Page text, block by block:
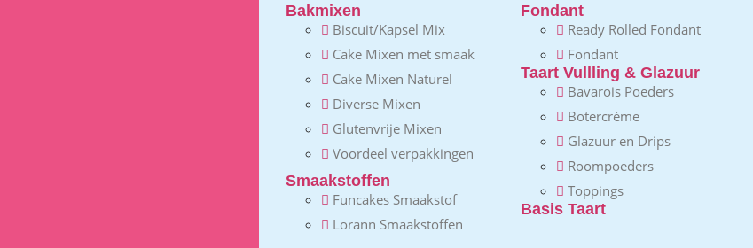
Bakmixen
Biscuit/Kapsel Mix
Cake Mixen met smaak
Cake Mixen Naturel
Diverse Mixen
Glutenvrije Mixen
Voordeel verpakkingen
Smaakstoffen
Funcakes Smaakstof
Lorann Smaakstoffen
Fondant
Ready Rolled Fondant
Fondant
Taart Vullling & Glazuur
Bavarois Poeders
Botercrème
Glazuur en Drips
Roompoeders
Toppings
Basis Taart